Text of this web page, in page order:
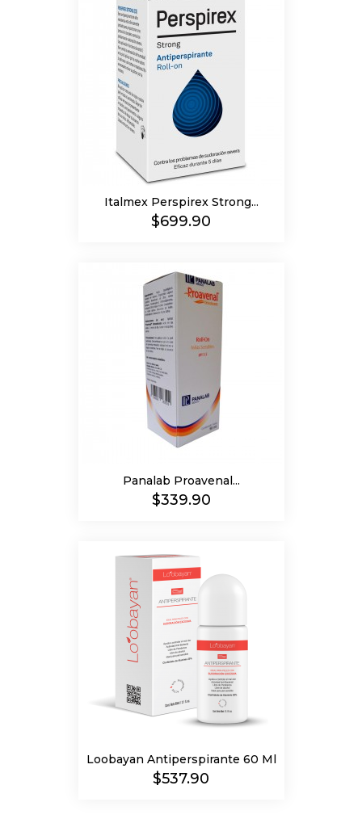
Italmex Perspirex Strong...
Precio
$699.90
Panalab Proavenal...
Precio
$339.90
Loobayan Antiperspirante 60 Ml
Precio
$537.90